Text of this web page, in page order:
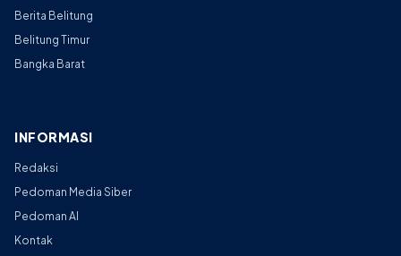
Berita Belitung
Belitung Timur
Bangka Barat
INFORMASI
Redaksi
Pedoman Media Siber
Pedoman AI
Kontak